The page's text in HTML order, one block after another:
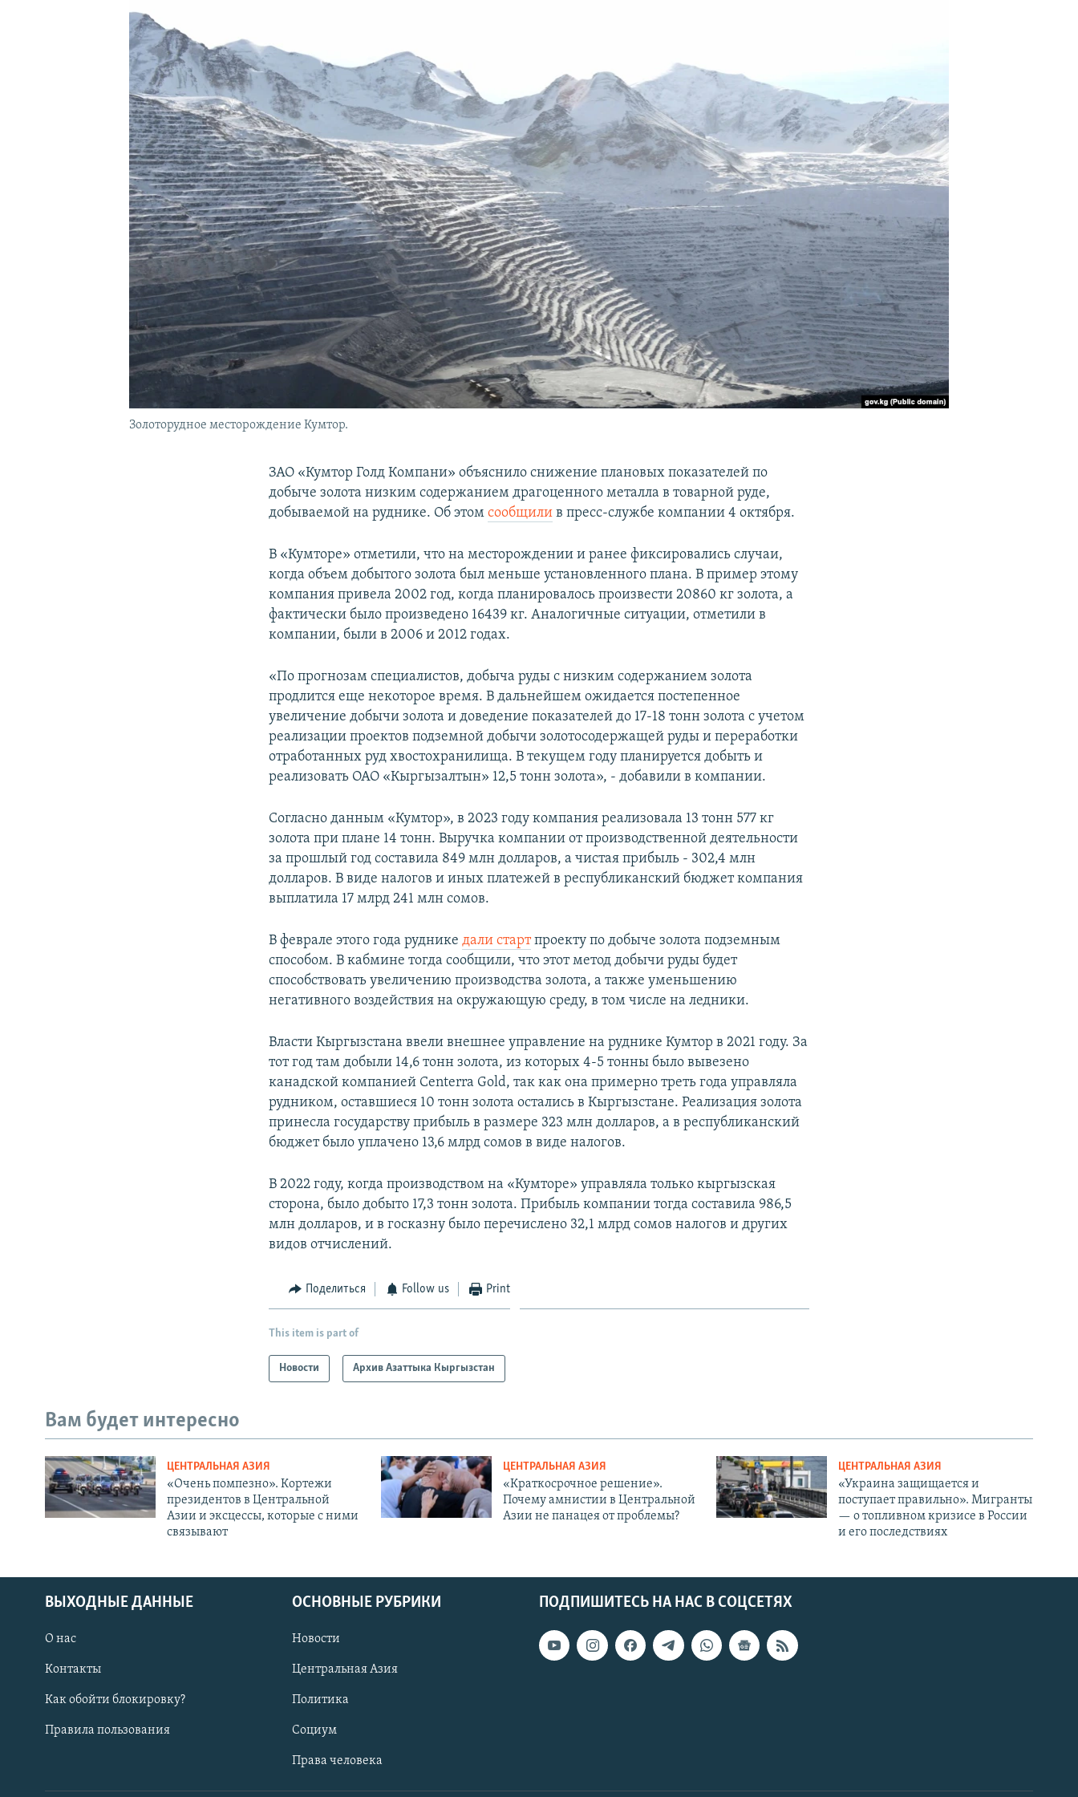
Золоторудное месторождение Кумтор.
ЗАО «Кумтор Голд Компани» объяснило снижение плановых показателей по
добыче золота низким содержанием драгоценного металла в товарной руде,
добываемой на руднике. Об этомсообщили в пресс-службе компании 4 октября.
В «Кумторе» отметили, что на месторождении и ранее фиксировались случаи,
когда объем добытого золота был меньше установленного плана. В пример этому
компания привела 2002 год, когда планировалось произвести 20860 кг золота, а
фактически было произведено 16439 кг. Аналогичные ситуации, отметили в
компании, были в 2006 и 2012 годах.
«По прогнозам специалистов, добыча руды с низким содержанием золота
продлится еще некоторое время. В дальнейшем ожидается постепенное
увеличение добычи золота и доведение показателей до 17-18 тонн золота с учетом
реализации проектов подземной добычи золотосодержащей руды и переработки
отработанных руд хвостохранилища. В текущем году планируется добыть и
реализовать ОАО «Кыргызалтын» 12,5 тонн золота», - добавили в компании.
Согласно данным «Кумтор», в 2023 году компания реализовала 13 тонн 577 кг
золота при плане 14 тонн. Выручка компании от производственной деятельности
за прошлый год составила 849 млн долларов, а чистая прибыль - 302,4 млн
долларов. В виде налогов и иных платежей в республиканский бюджет компания
выплатила 17 млрд 241 млн сомов.
В феврале этого года рудникедали стартпроекту по добыче золота подземным
способом. В кабмине тогда сообщили, что этот метод добычи руды будет
способствовать увеличению производства золота, а также уменьшению
негативного воздействия на окружающую среду, в том числе на ледники.
Власти Кыргызстана ввели внешнее управление на руднике Кумтор в 2021 году. За
тот год там добыли 14,6 тонн золота, из которых 4-5 тонны было вывезено
канадской компанией Centerra Gold, так как она примерно треть года управляла
рудником, оставшиеся 10 тонн золота остались в Кыргызстане. Реализация золота
принесла государству прибыль в размере 323 млн долларов, а в республиканский
бюджет было уплачено 13,6 млрд сомов в виде налогов.
В 2022 году, когда производством на «Кумторе» управляла только кыргызская
сторона, было добыто 17,3 тонн золота. Прибыль компании тогда составила 986,5
млн долларов, и в госказну было перечислено 32,1 млрд сомов налогов и других
видов отчислений.
Поделиться Follow us Print
This item is part of
Новости Архив Азаттыка Кыргызстан
Вам будет интересно
ЦЕНТРАЛЬНАЯ АЗИЯ
«Очень помпезно». Кортежи
президентов в Центральной
Азии и эксцессы, которые с ними
связывают
ЦЕНТРАЛЬНАЯ АЗИЯ
«Краткосрочное решение».
Почему амнистии в Центральной
Азии не панацея от проблемы?
ЦЕНТРАЛЬНАЯ АЗИЯ
«Украина защищается и
поступает правильно». Мигранты
— о топливном кризисе в России
и его последствиях
ПОДПИШИТЕСЬ НА НАС В СОЦСЕТЯХ
ВЫХОДНЫЕ ДАННЫЕ
О нас
Контакты
Как обойти блокировку?
Правила пользования
ОСНОВНЫЕ РУБРИКИ
Новости
Центральная Азия
Политика
Социум
Права человека